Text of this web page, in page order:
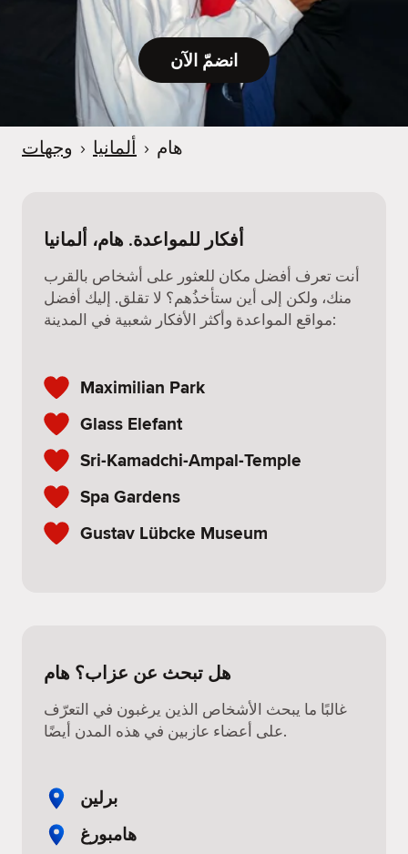
e
r
انضمّ الآن
وجهات › ألمانيا › هام
أفكار للمواعدة. هام، ألمانيا
أنت تعرف أفضل مكان للعثور على أشخاص بالقرب
منك، ولكن إلى أين ستأخذُهم؟ لا تقلق. إليك أفضل
مواقع المواعدة وأكثر الأفكار شعبية في المدينة:
Maximilian Park
Glass Elefant
Sri-Kamadchi-Ampal-Temple
Spa Gardens
Gustav Lübcke Museum
هل تبحث عن عزاب؟ هام
غالبًا ما يبحث الأشخاص الذين يرغبون في التعرّف
على أعضاء عازبين في هذه المدن أيضًا.
برلين
هامبورغ